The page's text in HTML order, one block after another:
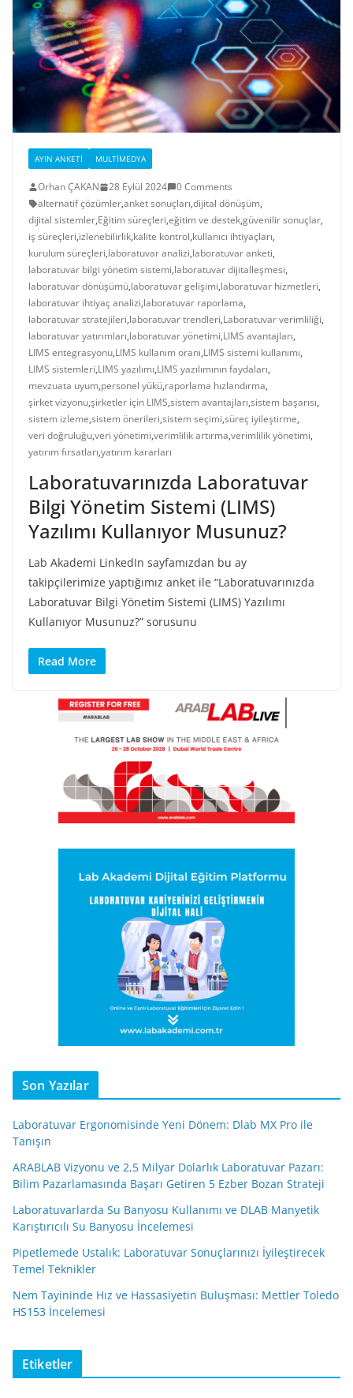
AYIN ANKETI MULTIMEDYA
Orhan ÇAKAN 28 Eylül 2024
0 Comments
alternatif çözümler,anket sonuçları,dijital dönüşüm,
dijital sistemler,Eğitim süreçleri,eğitim ve destek,güvenilir sonuçlar,
iş süreçleri,izlenebilirlik,kalite kontrol,kullanıcı ihtiyaçları,
kurulum süreçleri,laboratuvar analizi,laboratuvar anketi,
laboratuvar bilgi yönetim sistemi,laboratuvar dijitalleşmesi,
laboratuvar dönüşümü,laboratuvar gelişimi,laboratuvar hizmetleri,
laboratuvar ihtiyaç analizi,laboratuvar raporlama,
laboratuvar stratejileri,laboratuvar trendleri,Laboratuvar verimliliği,
laboratuvar yatırımları,laboratuvar yönetimi,LIMS avantajları,
LIMS entegrasyonu,LIMS kullanım oranı,LIMS sistemi kullanımı,
LIMS sistemleri,LIMS yazılımı,LIMS yazılımının faydaları,
mevzuata uyum,personel yükü,raporlama hızlandırma,
şirket vizyonu,şirketler için LIMS,sistem avantajları,sistem başarısı,
sistem izleme,sistem önerileri,sistem seçimi,süreç iyileştirme,
veri doğruluğu,veri yönetimi,verimlilik artırma,verimlilik yönetimi,
yatırım fırsatları,yatırım kararları
Laboratuvarınızda Laboratuvar
Bilgi Yönetim Sistemi (LIMS)
Yazılımı Kullanıyor Musunuz?
Lab Akademi LinkedIn sayfamızdan bu ay
takipçilerimize yaptığımız anket ile “Laboratuvarınızda
Laboratuvar Bilgi Yönetim Sistemi (LIMS) Yazılımı
Kullanıyor Musunuz?” sorusunu
Read More
Son Yazılar
Laboratuvar Ergonomisinde Yeni Dönem: Dlab MX Pro ile
Tanışın
ARABLAB Vizyonu ve 2,5 Milyar Dolarlık Laboratuvar Pazarı:
Bilim Pazarlamasında Başarı Getiren 5 Ezber Bozan Strateji
Laboratuvarlarda Su Banyosu Kullanımı ve DLAB Manyetik
Karıştırıcılı Su Banyosu İncelemesi
Pipetlemede Ustalık: Laboratuvar Sonuçlarınızı İyileştirecek
Temel Teknikler
Nem Tayininde Hız ve Hassasiyetin Buluşması: Mettler Toledo
HS153 İncelemesi
Etiketler